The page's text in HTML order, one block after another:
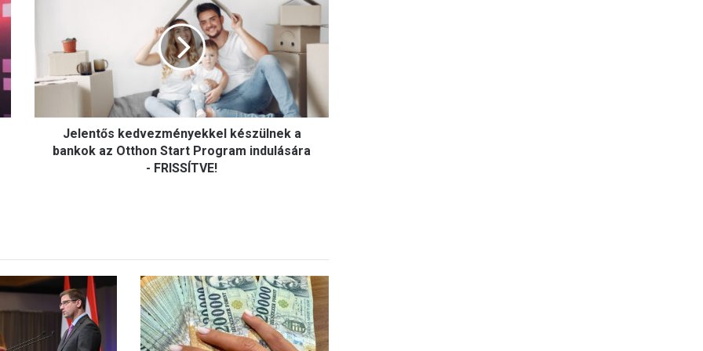
ő
k
e
k
k
Jelentős kedvezményekkel készülnek a
bankok az Otthon Start Program indulására
- FRISSÍTVE!